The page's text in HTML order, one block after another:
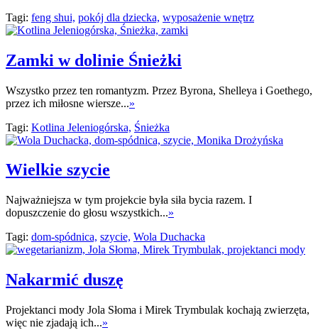
Tagi: feng shui, pokój dla dziecka, wyposażenie wnętrz
Zamki w dolinie Śnieżki
Wszystko przez ten romantyzm. Przez Byrona, Shelleya i Goethego,
przez ich miłosne wiersze...»
Tagi: Kotlina Jeleniogórska, Śnieżka
Wielkie szycie
Najważniejsza w tym projekcie była siła bycia razem. I
dopuszczenie do głosu wszystkich...»
Tagi: dom-spódnica, szycie, Wola Duchacka
Nakarmić duszę
Projektanci mody Jola Słoma i Mirek Trymbulak kochają zwierzęta,
więc nie zjadają ich...»